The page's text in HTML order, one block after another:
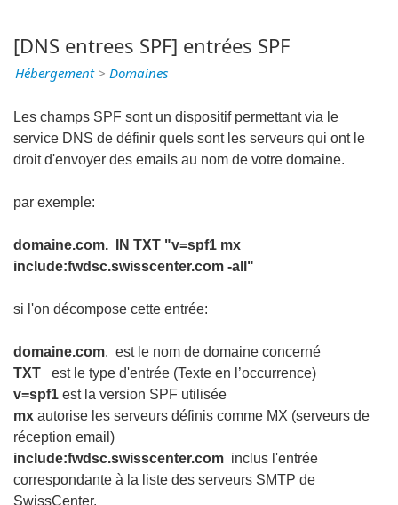
[DNS entrees SPF] entrées SPF
Hébergement> Domaines
Les champs SPF sont un dispositif permettant via le
service DNS de définir quels sont les serveurs qui ont le
droit d'envoyer des emails au nom de votre domaine.
par exemple:
domaine.com. IN TXT "v=spf1 mx
include:fwdsc.swisscenter.com -all"
si l'on décompose cette entrée:
domaine.com. est le nom de domaine concerné
TXT est le type d'entrée (Texte en l’occurrence)
v=spf1 est la version SPF utilisée
mx autorise les serveurs définis comme MX (serveurs de
réception email)
include:fwdsc.swisscenter.com inclus l'entrée
correspondante à la liste des serveurs SMTP de
SwissCenter.